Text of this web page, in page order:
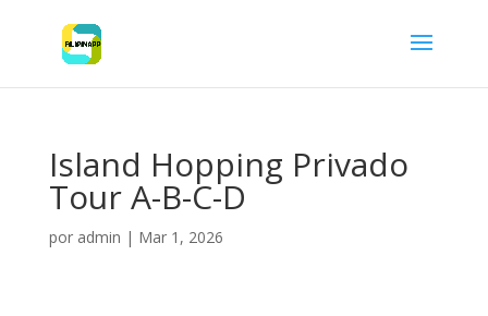
Island Hopping Privado
Tour A-B-C-D
por admin | Mar 1, 2026